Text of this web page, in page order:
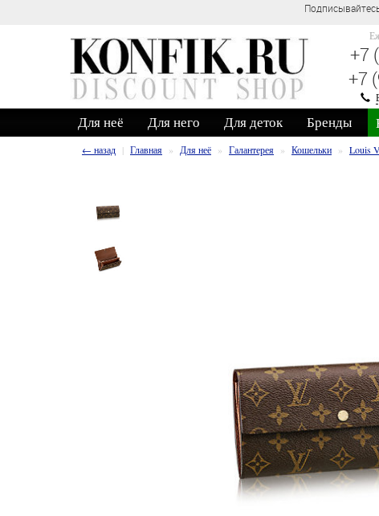
+7
+7
Для неё Для него Для деток Бренды
← назад Главная Для неё Галантерея Кошельки Louis